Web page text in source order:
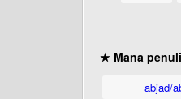
★ Mana
abjad/